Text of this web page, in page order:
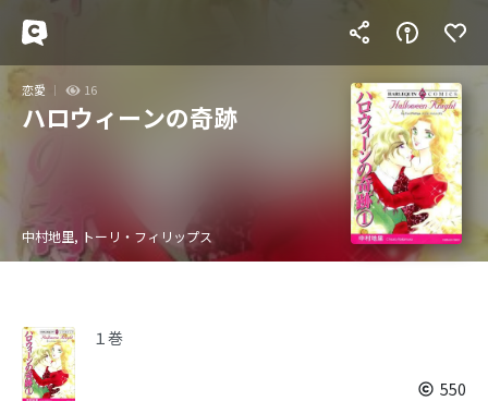
恋愛 16
ハロウィーンの奇跡
中村地里, トーリ・フィリップス
１巻
550